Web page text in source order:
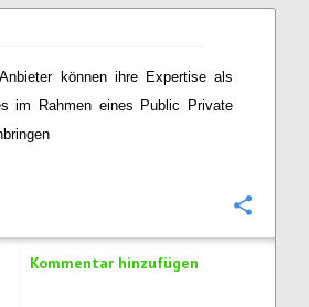
können ihre Expertise als
im Rahmen eines Public Private
Kommentar hinzufügen